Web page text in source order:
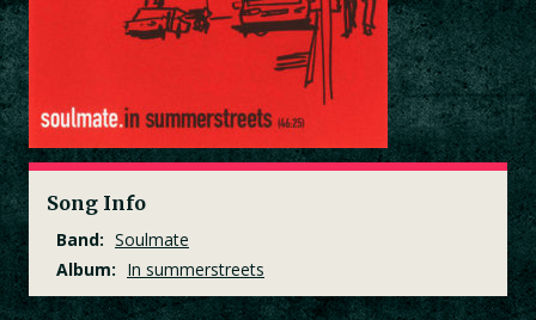
Song Info
Band: Soulmate
Album: In summerstreets